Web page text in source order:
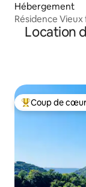
Hébergement
Résidence
Location
Coups de cœur
Coup de